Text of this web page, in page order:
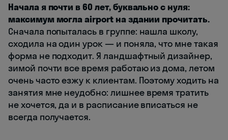
Начала я почти в 60 лет, буквально с нуля:
максимум могла airport на здании прочитать.
Сначала попыталась в группе: нашла школу,
сходила на один урок — и поняла, что мне такая
форма не подходит. Я ландшафтный дизайнер,
зимой почти все время работаю из дома, летом
очень часто езжу к клиентам. Поэтому ходить на
занятия мне неудобно: лишнее время тратить
не хочется, да и в расписание вписаться не
всегда получается.